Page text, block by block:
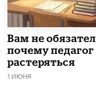
​Вам не
почему
растеряться
1 ИЮНЯ